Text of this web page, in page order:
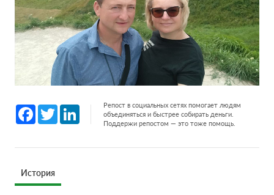
Facebook
Twitter LinkedInРепост в социальных сетях помогает людям
объединяться и быстрее собирать деньги.
Поддержи репостом — это тоже помощь.
История